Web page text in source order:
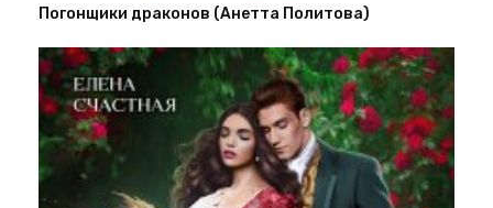
Погонщики драконов (Анетта Политова)